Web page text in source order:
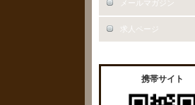
メールマガジン
求人ページ
携帯サイト